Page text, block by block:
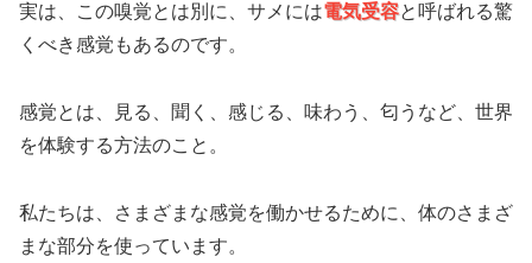
実は、この嗅覚とは別に、サメには電気受容と呼ばれる驚
くべき感覚もあるのです。
感覚とは、見る、聞く、感じる、味わう、匂うなど、世界
を体験する方法のこと。
私たちは、さまざまな感覚を働かせるために、体のさまざ
まな部分を使っています。